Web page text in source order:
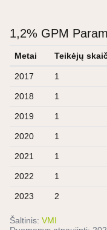
1,2% GPM
Metai Teikėjų
2017 1
2018 1
2019 1
2020 1
2021 1
2022 1
2023 2
Šaltinis: VMI